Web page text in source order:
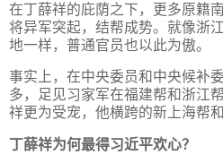
在丁薛祥的庇荫之下，更多原籍
将异军突起，结帮成势。就像浙
地一样，普通官员也以此为傲。
事实上，在中央委员和中央候补
多，足见习家军在福建帮和浙江
祥更为受宠，他横跨的新上海帮
丁薛祥为何最得习近平欢心？